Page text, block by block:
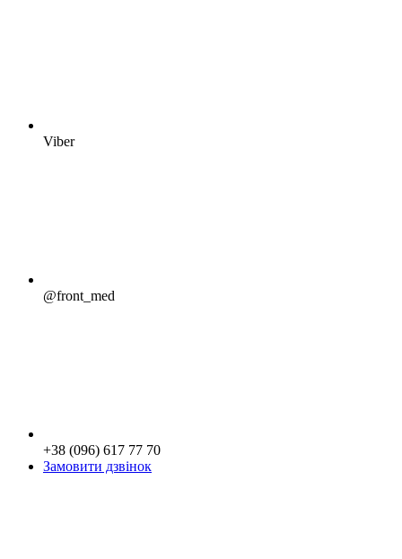
Viber
@front_med
+38 (096) 617 77 70
Замовити дзвінок